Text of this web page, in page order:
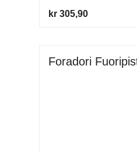
kr 305,90
Foradori